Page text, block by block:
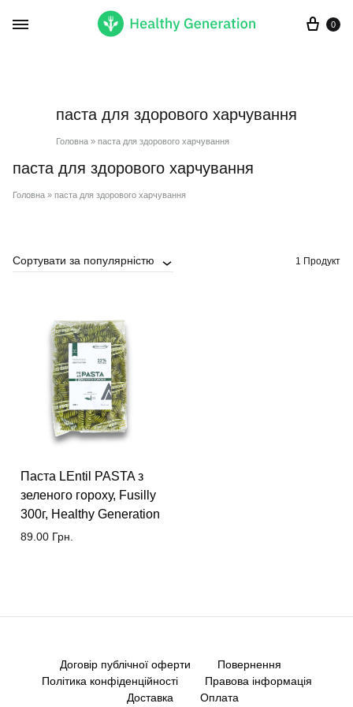
0
паста для здорового харчування
Головна » паста для здорового харчування
паста для здорового харчування
Головна » паста для здорового харчування
Сортувати за популярністю 1 Продукт
Паста LEntil PASTA з
зеленого гороху, Fusilly
300г, Healthy Generation
89.00 Грн.
Договір публічної оферти
Повернення
Політика конфіденційності
Правова інформація
Доставка
Оплата